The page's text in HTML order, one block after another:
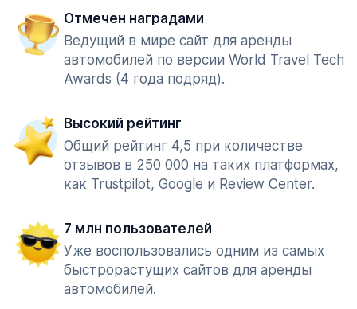
Отмечен наградами
Ведущий в мире сайт для аренды
автомобилей по версии World Travel Tech
Awards (4 года подряд).
Высокий рейтинг
Общий рейтинг 4,5 при количестве
отзывов в 250 000 на таких платформах,
как Trustpilot, Google и Review Center.
7 млн пользователей
Уже воспользовались одним из самых
быстрорастущих сайтов для аренды
автомобилей.